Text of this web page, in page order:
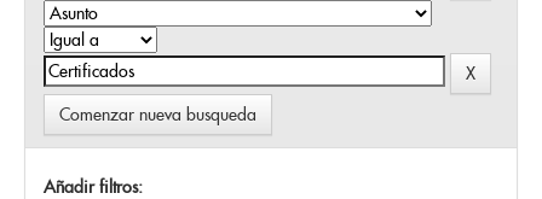
Comenzar nueva busqueda
Añadir filtros: